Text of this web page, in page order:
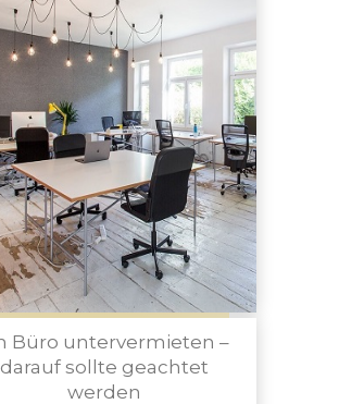
Büro untervermieten –
darauf sollte geachtet
werden